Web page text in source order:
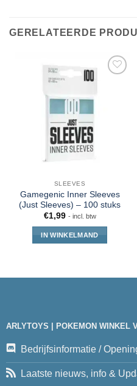
GERELATEERDE
SLEEVES
Gamegenic Inner Sleeves
(Just Sleeves) – 100 stuks
€1,99 - incl. btw
IN WINKELMAND
ARLYTOYS | POKEMON WINKEL
Bedrijfsinformatie /
Laatste nieuws, info &